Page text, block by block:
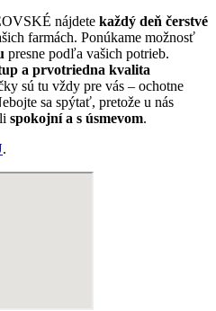
nájdete každý deň čerstvé
farmách. Ponúkame možnosť
presne podľa vašich potrieb.
a prvotriedna kvalita
sú tu vždy pre vás – ochotne
sa spýtať, pretože u nás
spokojní a s úsmevom.
.